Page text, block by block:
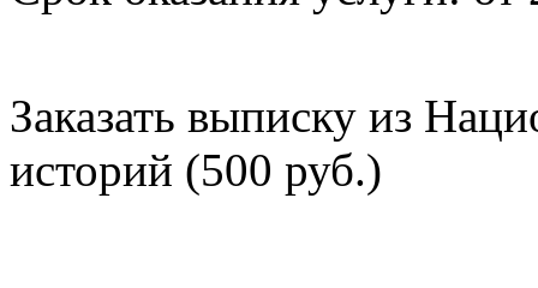
Заказать выписку из
историй (500 руб.)